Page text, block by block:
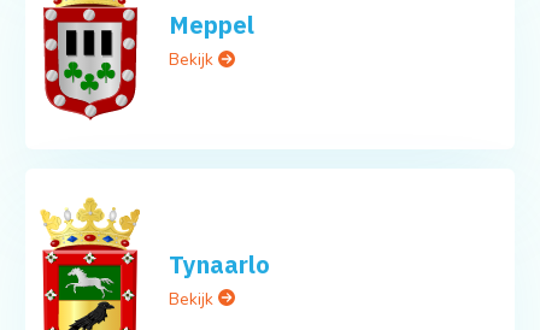
Meppel
Bekijk
Tynaarlo
Bekijk